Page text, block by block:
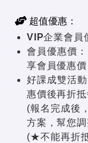
超值優惠：
VIP企業會員
會員優惠價：
享會員優惠
好課成雙活動
惠價後再折抵
(報名完成後
方案，幫您
(★不能再折